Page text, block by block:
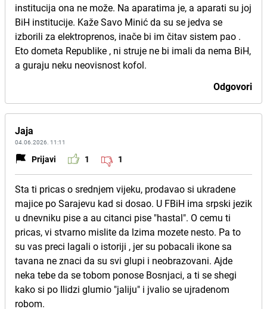
institucija ona ne može. Na aparatima je, a aparati su joj
BiH institucije. Kaže Savo Minić da su se jedva se
izborili za elektroprenos, inače bi im čitav sistem pao .
Eto dometa Republike , ni struje ne bi imali da nema BiH,
a guraju neku neovisnost kofol.
Odgovori
Jaja
04.06.2026. 11:11
Prijavi 1 1
Sta ti pricas o srednjem vijeku, prodavao si ukradene
majice po Sarajevu kad si dosao. U FBiH ima srpski jezik
u dnevniku pise a au citanci pise "hastal". O cemu ti
pricas, vi stvarno mislite da lzima mozete nesto. Pa to
su vas preci lagali o istoriji , jer su pobacali ikone sa
tavana ne znaci da su svi glupi i neobrazovani. Ajde
neka tebe da se tobom ponose Bosnjaci, a ti se shegi
kako si po Ilidzi glumio "jaliju" i jvalio se ujradenom
robom.